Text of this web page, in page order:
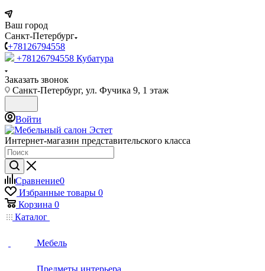
Ваш город
Санкт-Петербург
+78126794558
+78126794558 Кубатура
Заказать звонок
Санкт-Петербург, ул. Фучика 9, 1 этаж
Войти
Интернет-магазин представительского класса
Сравнение0
Избранные товары 0
Корзина 0
Каталог
Мебель
Предметы интерьера